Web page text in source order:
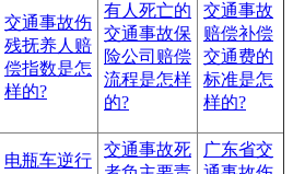
交通事故伤
残抚养人赔
偿指数是怎
样的?
有人死亡的
交通事故保
险公司赔偿
流程是怎样
的?
交通事故
赔偿补偿
交通费的
标准是怎
样的?
电瓶车逆行
交通事故死
广东省交